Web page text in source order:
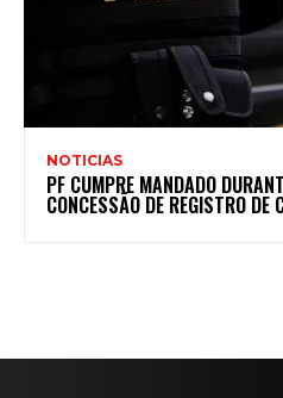
NOTICIAS
PF CUMPRE MANDADO
CONCESSÃO DE REGISTRO